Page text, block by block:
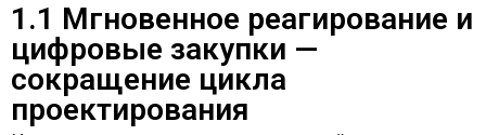
1.1 Мгновенное реагирование и
цифровые закупки —
сокращение цикла
проектирования